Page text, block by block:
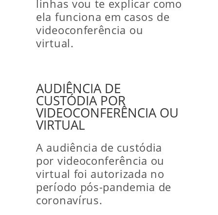
linhas vou te explicar como
ela funciona em casos de
videoconferência ou
virtual.
AUDIÊNCIA DE
CUSTÓDIA POR
VIDEOCONFERÊNCIA OU
VIRTUAL
A audiência de custódia
por videoconferência ou
virtual foi autorizada no
período pós-pandemia de
coronavírus.